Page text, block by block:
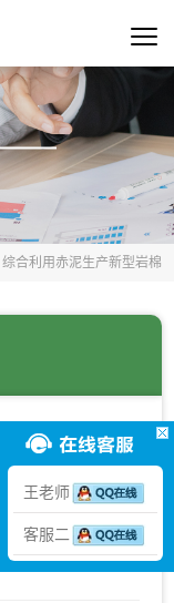
综合利用赤泥生产新型岩棉
王老师
客服二